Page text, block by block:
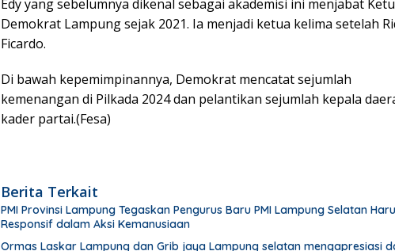
Edy yang sebelumnya dikenal sebagai akademisi ini menjabat
Demokrat Lampung sejak 2021. Ia menjadi ketua kelima setelah
Ficardo.
Di bawah kepemimpinannya, Demokrat mencatat sejumlah
kemenangan di Pilkada 2024 dan pelantikan sejumlah kepala
kader partai.(Fesa)
Berita Terkait
PMI Provinsi Lampung Tegaskan Pengurus Baru PMI Lampung Selatan
Responsif dalam Aksi Kemanusiaan
Ormas Laskar Lampung dan Grib jaya Lampung selatan mengapresiasi